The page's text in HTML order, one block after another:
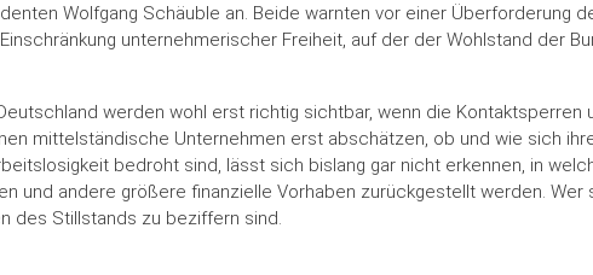
Wolfgang Schäuble an. Beide warnten vor einer Überforderung
unternehmerischer Freiheit, auf der der Wohlstand der
werden wohl erst richtig sichtbar, wenn die Kontaktsperren
mittelständische Unternehmen erst abschätzen, ob und wie sich
bedroht sind, lässt sich bislang gar nicht erkennen, in
und andere größere finanzielle Vorhaben zurückgestellt werden.
des Stillstands zu beziffern sind.